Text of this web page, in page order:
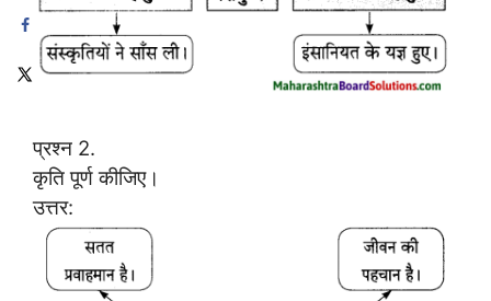
प्रश्न 2.
कृति पूर्ण कीजिए।
उत्तर: